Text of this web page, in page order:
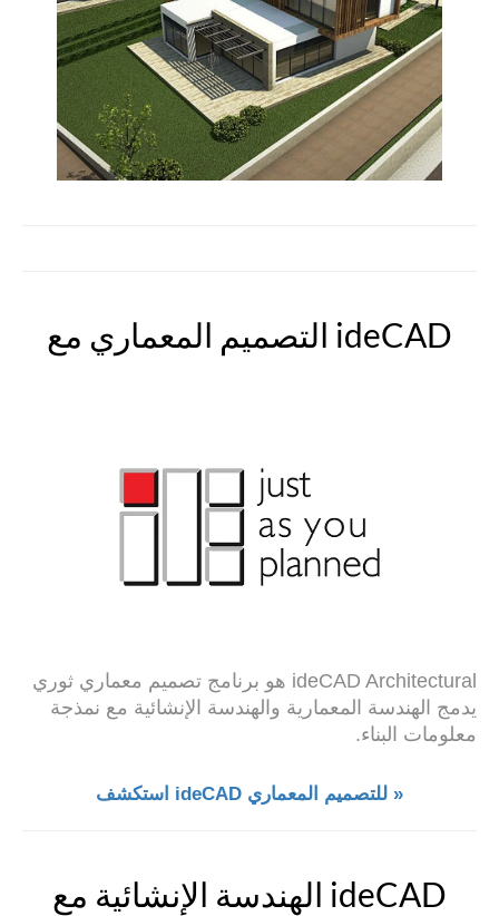
التصميم المعماري مع ideCAD
ideCAD Architectural هو برنامج تصميم معماري ثوري
يدمج الهندسة المعمارية والهندسة الإنشائية مع نمذجة
معلومات البناء.
استكشف ideCAD للتصميم المعماري »
الهندسة الإنشائية مع ideCAD